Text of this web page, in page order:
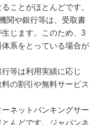
ことがほとんどです。
関や銀行等は、受取書
じます。このため、3
系をとっている場合が
等は利用実績に応じ
の割引や無料サービス
ネットバンキングサー
んどです。ジャパンネ